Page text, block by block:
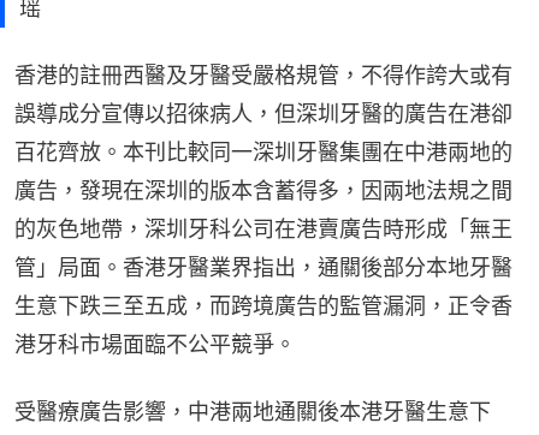
瑶
香港的註冊西醫及牙醫受嚴格規管，不得作誇大或有
誤導成分宣傳以招徠病人，但深圳牙醫的廣告在港卻
百花齊放。本刊比較同一深圳牙醫集團在中港兩地的
廣告，發現在深圳的版本含蓄得多，因兩地法規之間
的灰色地帶，深圳牙科公司在港賣廣告時形成「無王
管」局面。香港牙醫業界指出，通關後部分本地牙醫
生意下跌三至五成，而跨境廣告的監管漏洞，正令香
港牙科市場面臨不公平競爭。
受醫療廣告影響，中港兩地通關後本港牙醫生意下